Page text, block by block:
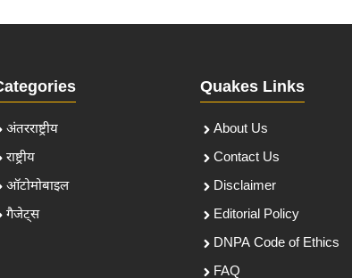
अंतरराष्ट्रीय
राष्ट्रीय
ऑटोमोबाइल
गैजेट्स
Quakes Links
About Us
Contact Us
Disclaimer
Editorial Policy
DNPA Code of Ethics
FAQ